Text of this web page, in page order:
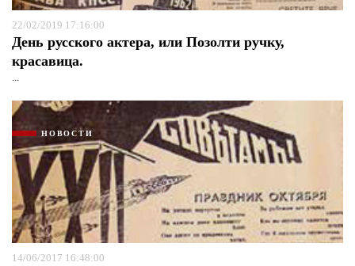
22/02/2019 17:16:00
День русского актера, или Позолти ручку,
красавица.
...
НОВОСТИ
14/06/2017 16:48:00